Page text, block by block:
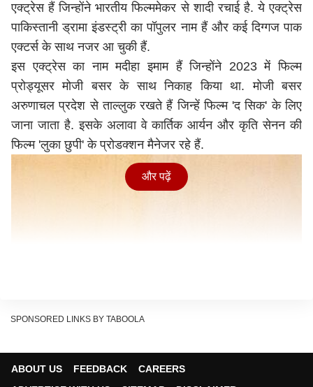
एक्ट्रेस हैं जिन्होंने भारतीय फिल्ममेकर से शादी रचाई है. ये एक्ट्रेस
पाकिस्तानी ड्रामा इंडस्ट्री का पॉपुलर नाम हैं और कई दिग्गज पाक
एक्टर्स के साथ नजर आ चुकी हैं.
इस एक्ट्रेस का नाम मदीहा इमाम हैं जिन्होंने 2023 में फिल्म
प्रोड्यूसर मोजी बसर के साथ निकाह किया था. मोजी बसर
अरुणाचल प्रदेश से ताल्लुक रखते हैं जिन्हें फिल्म 'द सिक' के लिए
जाना जाता है. इसके अलावा वे कार्तिक आर्यन और कृति सेनन की
फिल्म 'लुका छुपी' के प्रोडक्शन मैनेजर रहे हैं.
और पढ़ें
SPONSORED LINKS BY TABOOLA
ABOUT US FEEDBACK
CAREERS